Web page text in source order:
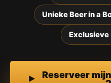
Unieke Beer in a
Exclusieve
Reserveer